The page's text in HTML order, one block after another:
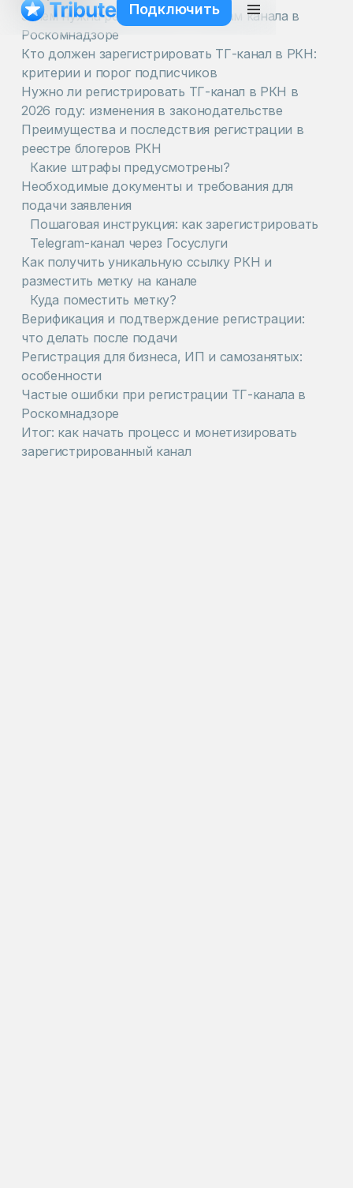
Подключить
Зачем нужна регистрация Телеграм канала в
Роскомнадзоре
Кто должен зарегистрировать ТГ-канал в РКН:
критерии и порог подписчиков
Нужно ли регистрировать ТГ-канал в РКН в
2026 году: изменения в законодательстве
Преимущества и последствия регистрации в
реестре блогеров РКН
Какие штрафы предусмотрены?
Необходимые документы и требования для
подачи заявления
Пошаговая инструкция: как зарегистрировать
Telegram-канал через Госуслуги
Как получить уникальную ссылку РКН и
разместить метку на канале
Куда поместить метку?
Верификация и подтверждение регистрации:
что делать после подачи
Регистрация для бизнеса, ИП и самозанятых:
особенности
Частые ошибки при регистрации ТГ-канала в
Роскомнадзоре
Итог: как начать процесс и монетизировать
зарегистрированный канал